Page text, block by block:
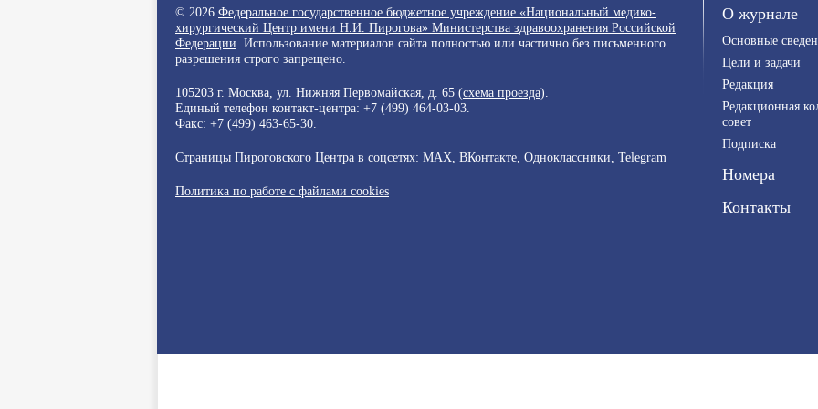
© 2026 Федеральное государственное бюджетное учреждение «Национальный медико-
хирургический Центр имени Н.И. Пирогова» Министерства здравоохранения Российской
Федерации . Использование материалов сайта полностью или частично без письменного
разрешения строго запрещено.
105203 г. Москва, ул. Нижняя Первомайская, д. 65 (схема проезда).
Единый телефон контакт-центра: +7 (499) 464-03-03
Факс: +7 (499) 463-65-30.
Страницы Пироговского Центра в соцсетях: MAX ВКонтакте Одноклассники Telegram
Политика по работе с файлами cookies
О журнале
Основные
Цели и задачи
Редакция
Редакционная
совет
Подписка
Номера
Контакты